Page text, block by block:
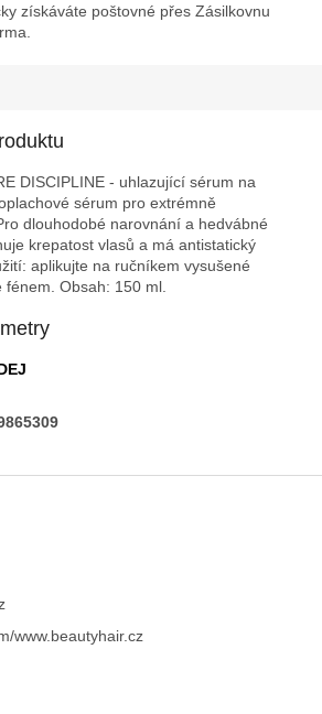
získáváte poštovné přes Zásilkovnu
DISCIPLINE - uhlazující sérum na
sérum pro extrémně
dlouhodobé narovnání a hedvábné
krepatost vlasů a má antistatický
aplikujte na ručníkem vysušené
Obsah: 150 ml.
www.beautyhair.cz